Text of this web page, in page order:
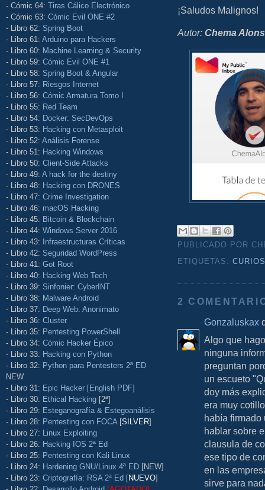
- Cómic 64: Tiras Cálico Electrónico
- Cómic 63: Cómic Evil ONE #2
- Libro 62: Spring Boot
- Libro 61: Arduino para Hackers
- Libro 60: Machine Learning & Security
- Libro 59: Cómic Evil ONE #1
- Libro 58: Spring Boot & Angular
- Libro 57: Riesgos Internet
- Libro 56: Cómic Armatura Tomo I
- Libro 55: Red Team
- Libro 54: Docker: SecDevOps
- Libro 53: Hacking con Metasploit
- Libro 52: Análisis Forense
- Libro 51: Hacking Windows
- Libro 50: Client-Side Attacks
- Libro 49: A hack for the destiny
- Libro 48: Hacking con DRONES
- Libro 47: Crime Investigation
- Libro 46: macOS Hacking
- Libro 45: Bitcoin & Blockchain
- Libro 44: Windows Server 2016
- Libro 43: Infraestructuras Críticas
- Libro 42: Seguridad WordPress
- Libro 41: Got Root
- Libro 40: Hacking Web Tech
- Libro 39: Sinfonier: CyberINT
- Libro 38: Malware Android
- Libro 37: Deep Web: Anonimato
- Libro 36: Cluster
- Libro 35: Pentesting PowerShell
- Libro 34: Cómic Hacker Épico
- Libro 33: Hacking con Python
- Libro 32: Python para Pentesters 2ª ED
NEW
- Libro 31: Epic Hacker [English PDF]
- Libro 30: Ethical Hacking [2ª]
- Libro 29: Esteganografía & Estegoanálisis
- Libro 28: Pentesting con FOCA [SILVER]
- Libro 27: Linux Exploiting
- Libro 26: Hacking IOS 2ª Ed
- Libro 25: Pentesting con Kali Linux
- Libro 24: Hardening GNU/Linux 4ª ED [NEW]
- Libro 23: Criptografía: RSA 2ª Ed [NUEVO]
¡Saludos Malignos!
Autor: Chema
PUBLICADO POR
ETIQUETAS:
2
Gonzaluskax
Algo que
ninguna
preguntan
un escueto
doy más
era muy
había
hablar sobre
clausula de
ese tipo de
en las
sirve para